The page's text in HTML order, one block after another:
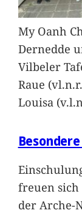
My Oanh
Dernedde
Vilbeler
Raue
Louisa
freuen sich
der Arche-